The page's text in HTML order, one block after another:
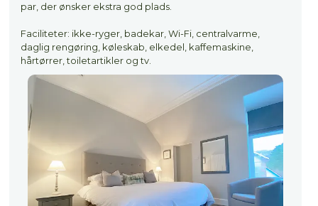
par, der ønsker ekstra god plads.
Faciliteter: ikke-ryger, badekar, Wi-Fi, centralvarme,
daglig rengøring, køleskab, elkedel, kaffemaskine,
hårtørrer, toiletartikler og tv.